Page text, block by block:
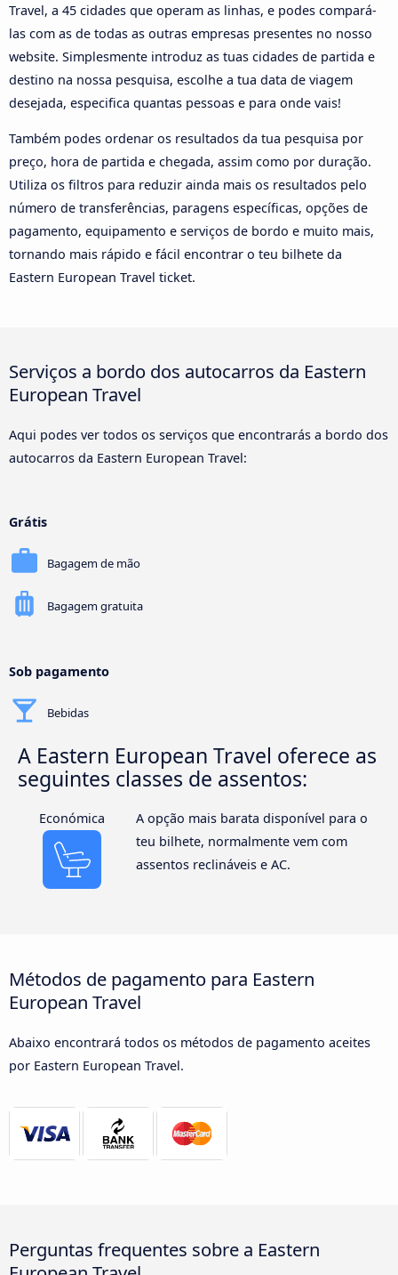
Travel, a 45 cidades que operam as linhas, e podes compará-
las com as de todas as outras empresas presentes no nosso
website. Simplesmente introduz as tuas cidades de partida e
destino na nossa pesquisa, escolhe a tua data de viagem
desejada, especifica quantas pessoas e para onde vais!
Também podes ordenar os resultados da tua pesquisa por
preço, hora de partida e chegada, assim como por duração.
Utiliza os filtros para reduzir ainda mais os resultados pelo
número de transferências, paragens específicas, opções de
pagamento, equipamento e serviços de bordo e muito mais,
tornando mais rápido e fácil encontrar o teu bilhete da
Eastern European Travel ticket.
Serviços a bordo dos autocarros da Eastern
European Travel
Aqui podes ver todos os serviços que encontrarás a bordo dos
autocarros da Eastern European Travel:
Grátis
Bagagem de mão
Bagagem gratuita
Sob pagamento
Bebidas
A Eastern European Travel oferece as
seguintes classes de assentos:
Económica
A opção mais barata disponível para o
teu bilhete, normalmente vem com
assentos reclináveis e AC.
Métodos de pagamento para Eastern
European Travel
Abaixo encontrará todos os métodos de pagamento aceites
por Eastern European Travel.
Perguntas frequentes sobre a Eastern